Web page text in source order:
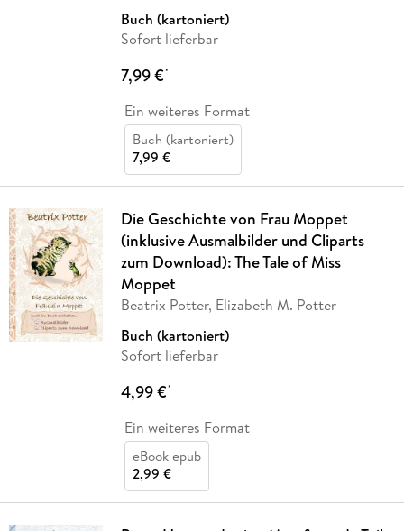
Buch (kartoniert)
Sofort lieferbar
7,99 €*
Ein weiteres Format
Buch (kartoniert)
7,99 €
Die Geschichte von Frau Moppet
(inklusive Ausmalbilder und Cliparts
zum Download): The Tale of Miss
Moppet
Beatrix Potter, Elizabeth M. Potter
Buch (kartoniert)
Sofort lieferbar
4,99 €*
Ein weiteres Format
eBook epub
2,99 €